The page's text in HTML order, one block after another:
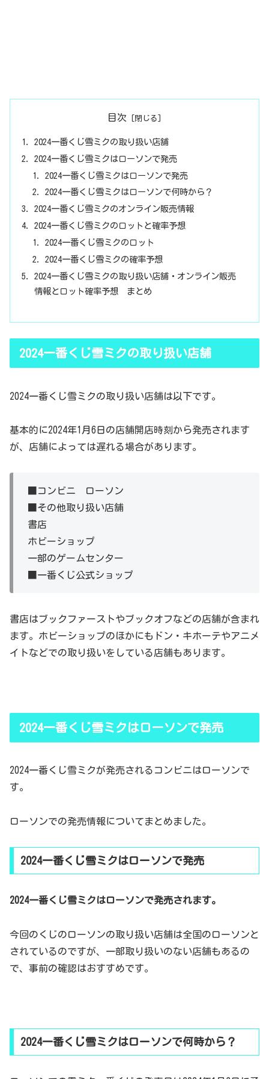
目次
2024一番くじ雪ミクの取り扱い店舗
2024一番くじ雪ミクはローソンで発売
2024一番くじ雪ミクはローソンで発売
2024一番くじ雪ミクはローソンで何時から？
2024一番くじ雪ミクのオンライン販売情報
2024一番くじ雪ミクのロットと確率予想
2024一番くじ雪ミクのロット
2024一番くじ雪ミクの確率予想
2024一番くじ雪ミクの取り扱い店舗・オンライン販売
情報とロット確率予想 まとめ
2024一番くじ雪ミクの取り扱い店舗
2024一番くじ雪ミクの取り扱い店舗は以下です。
基本的に2024年1月6日の店舗開店時刻から発売されます
が、店舗によっては遅れる場合があります。
■コンビニ ローソン
■その他取り扱い店舗
書店
ホビーショップ
一部のゲームセンター
■一番くじ公式ショップ
書店はブックファーストやブックオフなどの店舗が含まれ
ます。ホビーショップのほかにもドン・キホーテやアニメ
イトなどでの取り扱いをしている店舗もあります。
2024一番くじ雪ミクはローソンで発売
2024一番くじ雪ミクが発売されるコンビニはローソンで
す。
ローソンでの発売情報についてまとめました。
2024一番くじ雪ミクはローソンで発売
2024一番くじ雪ミクはローソンで発売されます。
今回のくじのローソンの取り扱い店舗は全国のローソンと
されているのですが、一部取り扱いのない店舗もあるの
で、事前の確認はおすすめです。
2024一番くじ雪ミクはローソンで何時から？